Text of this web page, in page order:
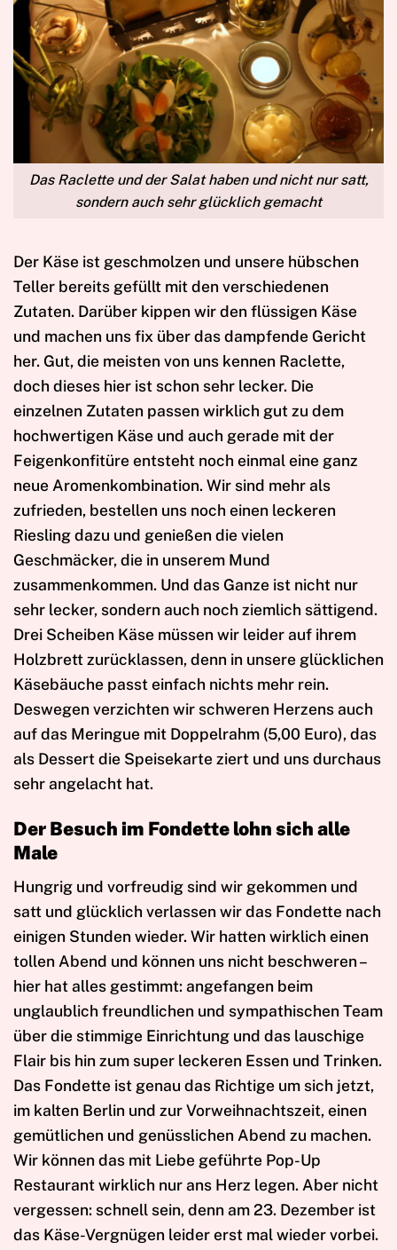
Das Raclette und der Salat haben und nicht nur satt,
sondern auch sehr glücklich gemacht
Der Käse ist geschmolzen und unsere hübschen
Teller bereits gefüllt mit den verschiedenen
Zutaten. Darüber kippen wir den flüssigen Käse
und machen uns fix über das dampfende Gericht
her. Gut, die meisten von uns kennen Raclette,
doch dieses hier ist schon sehr lecker. Die
einzelnen Zutaten passen wirklich gut zu dem
hochwertigen Käse und auch gerade mit der
Feigenkonfitüre entsteht noch einmal eine ganz
neue Aromenkombination. Wir sind mehr als
zufrieden, bestellen uns noch einen leckeren
Riesling dazu und genießen die vielen
Geschmäcker, die in unserem Mund
zusammenkommen. Und das Ganze ist nicht nur
sehr lecker, sondern auch noch ziemlich sättigend.
Drei Scheiben Käse müssen wir leider auf ihrem
Holzbrett zurücklassen, denn in unsere glücklichen
Käsebäuche passt einfach nichts mehr rein.
Deswegen verzichten wir schweren Herzens auch
auf das Meringue mit Doppelrahm (5,00 Euro), das
als Dessert die Speisekarte ziert und uns durchaus
sehr angelacht hat.
Der Besuch im Fondette lohn sich alle
Male
Hungrig und vorfreudig sind wir gekommen und
satt und glücklich verlassen wir das Fondette nach
einigen Stunden wieder. Wir hatten wirklich einen
tollen Abend und können uns nicht beschweren –
hier hat alles gestimmt: angefangen beim
unglaublich freundlichen und sympathischen Team
über die stimmige Einrichtung und das lauschige
Flair bis hin zum super leckeren Essen und Trinken.
Das Fondette ist genau das Richtige um sich jetzt,
im kalten Berlin und zur Vorweihnachtszeit, einen
gemütlichen und genüsslichen Abend zu machen.
Wir können das mit Liebe geführte Pop-Up
Restaurant wirklich nur ans Herz legen. Aber nicht
vergessen: schnell sein, denn am 23. Dezember ist
das Käse-Vergnügen leider erst mal wieder vorbei.